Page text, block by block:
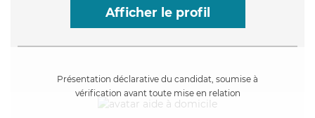
Afficher le profil
Présentation déclarative du candidat, soumise à
vérification avant toute mise en relation